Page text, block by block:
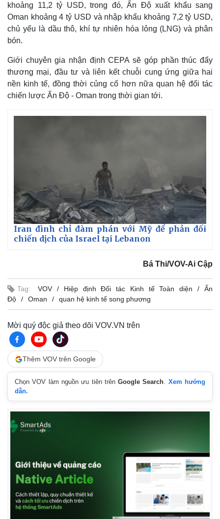
khoảng 11,2 tỷ USD, trong đó, Ấn Độ xuất khẩu sang
Oman khoảng 4 tỷ USD và nhập khẩu khoảng 7,2 tỷ USD,
chủ yếu là dầu thô, khí tự nhiên hóa lỏng (LNG) và phân
bón.
Giới chuyên gia nhận định CEPA sẽ góp phần thúc đẩy
thương mại, đầu tư và liên kết chuỗi cung ứng giữa hai
nền kinh tế, đồng thời củng cố hơn nữa quan hệ đối tác
chiến lược Ấn Độ - Oman trong thời gian tới.
Iran đình chỉ đàm phán với Mỹ để phản đối
chiến dịch của Israel tại Lebanon
Bá Thi/VOV-Ai Cập
Tag: VOV Hiệp định Đối tác Kinh tế Toàn diện
Ấn
Độ
Oman quan hệ kinh tế song phương
Mời quý độc giả theo dõi VOV.VN trên
Thêm VOV trên Google
Chọn VOV làm nguồn ưu tiên trênGoogle Search. Xem hướng
dẫn.